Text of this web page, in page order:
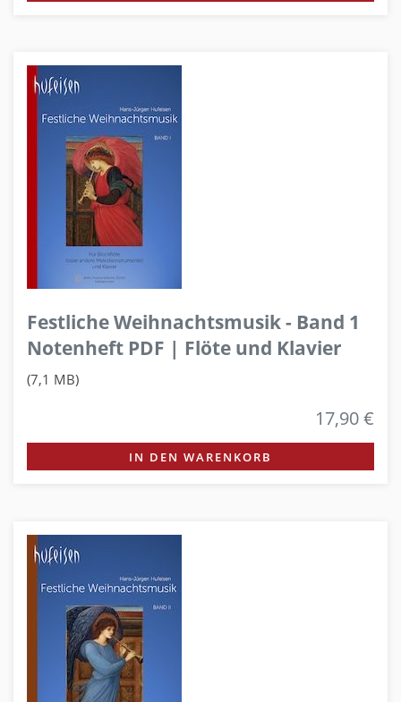
Festliche Weihnachtsmusik - Band 1
Notenheft PDF | Flöte und Klavier
(7,1 MB)
17,90 €
IN DEN WARENKORB